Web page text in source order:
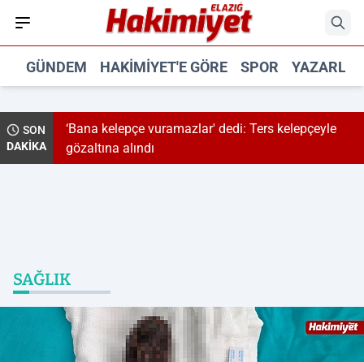
GÜNDEM HAKIMIYET'E GÖRE SPOR
SON
DAKİKA
Ters kelepçeyle
Rüşvet soruşturmasında Menderes
Başkanı tutuklandı
SAĞLIK